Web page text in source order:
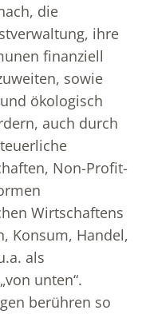
die
ihre
finanziell
sowie
ökologisch
auch durch
Non-Profit-
Wirtschaftens
Konsum, Handel,
als
unten“.
berühren so